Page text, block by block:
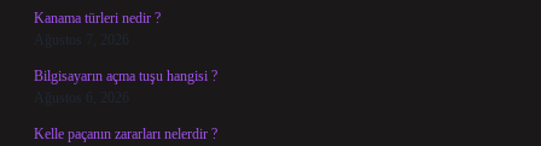
Kanama türleri nedir ?
Ağustos 7, 2026
Bilgisayarın açma tuşu hangisi ?
Ağustos 6, 2026
Kelle paçanın zararları nelerdir ?